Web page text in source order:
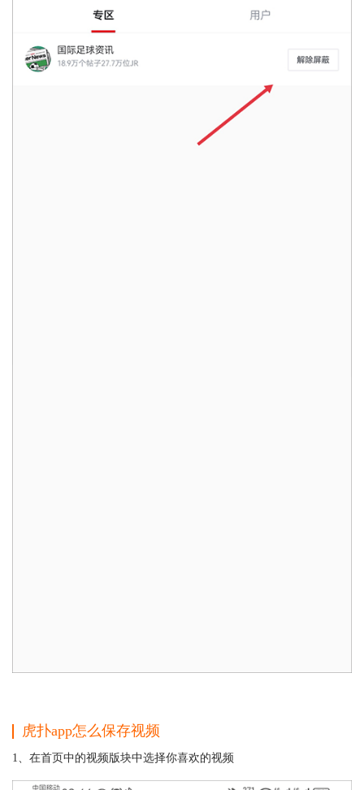
虎扑app怎么保存视频
1、在首页中的视频版块中选择你喜欢的视频